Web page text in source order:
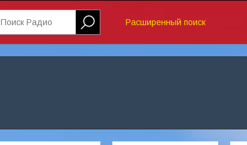
Поиск Радио
Расширенный поиск